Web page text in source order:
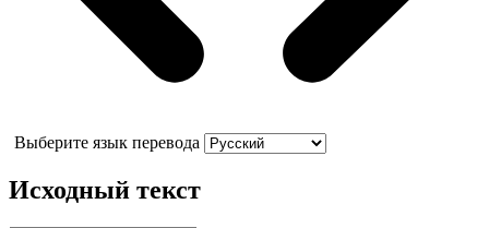
Выберите язык перевода
Исходный текст